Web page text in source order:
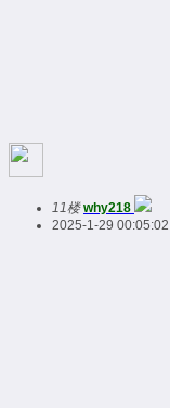
11楼 why218
2025-1-29 00:05:02